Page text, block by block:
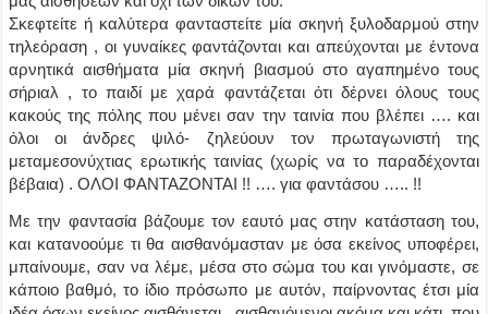
Σκεφτείτε ή καλύτερα φανταστείτε μία σκηνή ξυλοδαρμού στην
τηλεόραση , οι γυναίκες φαντάζονται και απεύχονται με έντονα
αρνητικά αισθήματα μία σκηνή βιασμού στο αγαπημένο τους
σήριαλ , το παιδί με χαρά φαντάζεται ότι δέρνει όλους τους
κακούς της πόλης που μένει σαν την ταινία που βλέπει …. και
όλοι οι άνδρες ψιλό- ζηλεύουν τον πρωταγωνιστή της
μεταμεσονύχτιας ερωτικής ταινίας (χωρίς να το παραδέχονται
βέβαια) . ΟΛΟΙ ΦΑΝΤΑΖΟΝΤΑΙ !! …. για φαντάσου ….. !!
Με την φαντασία βάζουμε τον εαυτό μας στην κατάσταση του,
και κατανοούμε τι θα αισθανόμασταν με όσα εκείνος υποφέρει,
μπαίνουμε, σαν να λέμε, μέσα στο σώμα του και γινόμαστε, σε
κάποιο βαθμό, το ίδιο πρόσωπο με αυτόν, παίρνοντας έτσι μία